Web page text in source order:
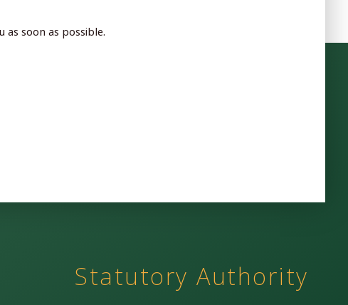
as soon as possible.
Statutory Authority